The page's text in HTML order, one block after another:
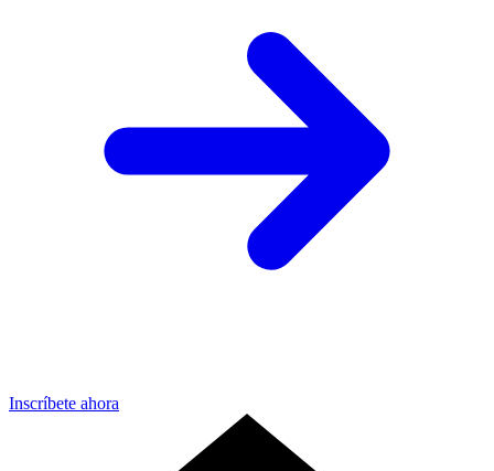
Inscríbete ahora